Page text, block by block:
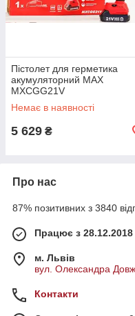
Пістолет для герметика
акумуляторний MAX
MXCGG21V
Немає в наявності
5 629 ₴
Про нас
87% позитивних з 3840
Працює з 28.12.2018
м. Львів
вул. Олександра
Контакти